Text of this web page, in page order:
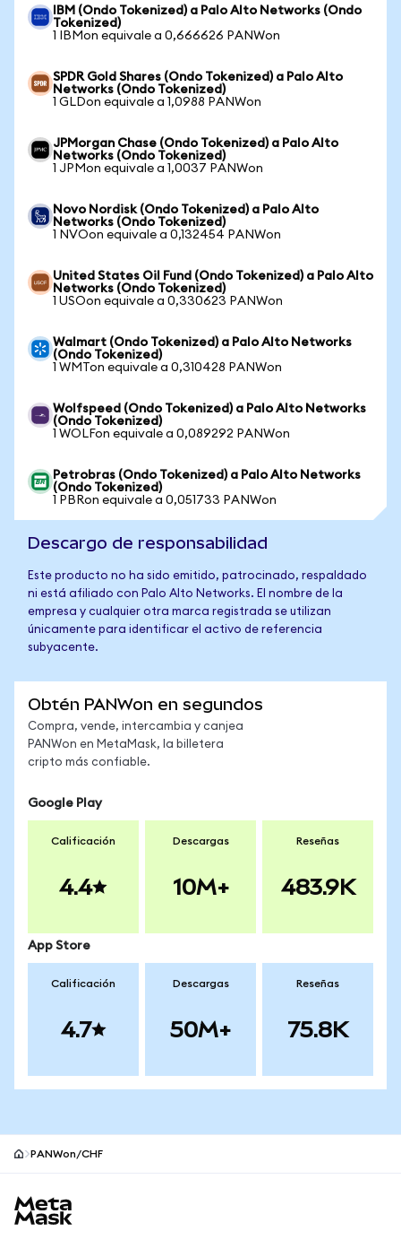
IBM (Ondo Tokenized) a Palo Alto Networks (Ondo
Tokenized)
1 IBMon equivale a 0,666626 PANWon
SPDR Gold Shares (Ondo Tokenized) a Palo Alto
Networks (Ondo Tokenized)
1 GLDon equivale a 1,0988 PANWon
JPMorgan Chase (Ondo Tokenized) a Palo Alto
Networks (Ondo Tokenized)
1 JPMon equivale a 1,0037 PANWon
Novo Nordisk (Ondo Tokenized) a Palo Alto
Networks (Ondo Tokenized)
1 NVOon equivale a 0,132454 PANWon
United States Oil Fund (Ondo Tokenized) a Palo Alto
Networks (Ondo Tokenized)
1 USOon equivale a 0,330623 PANWon
Walmart (Ondo Tokenized) a Palo Alto Networks
(Ondo Tokenized)
1 WMTon equivale a 0,310428 PANWon
Wolfspeed (Ondo Tokenized) a Palo Alto Networks
(Ondo Tokenized)
1 WOLFon equivale a 0,089292 PANWon
Petrobras (Ondo Tokenized) a Palo Alto Networks
(Ondo Tokenized)
1 PBRon equivale a 0,051733 PANWon
Descargo de responsabilidad
Este producto no ha sido emitido, patrocinado, respaldado
ni está afiliado con Palo Alto Networks. El nombre de la
empresa y cualquier otra marca registrada se utilizan
únicamente para identificar el activo de referencia
subyacente.
Obtén PANWon en segundos
Compra, vende, intercambia y canjea
PANWon en MetaMask, la billetera
cripto más confiable.
Google Play
Calificación
4.4
Descargas
10M+
Reseñas
483.9K
App Store
Calificación
4.7
Descargas
50M+
Reseñas
75.8K
PANWon/CHF